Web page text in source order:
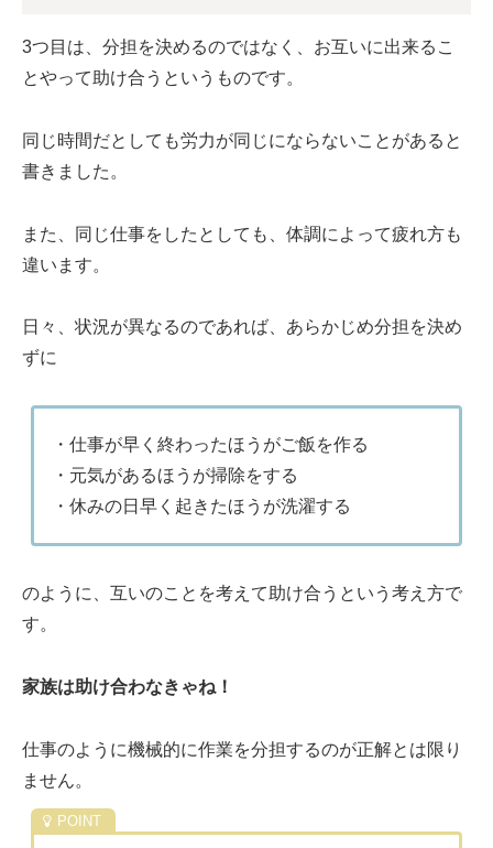
3つ目は、分担を決めるのではなく、お互いに出来るこ
とやって助け合うというものです。
同じ時間だとしても労力が同じにならないことがあると
書きました。
また、同じ仕事をしたとしても、体調によって疲れ方も
違います。
日々、状況が異なるのであれば、あらかじめ分担を決め
ずに
・仕事が早く終わったほうがご飯を作る
・元気があるほうが掃除をする
・休みの日早く起きたほうが洗濯する
のように、互いのことを考えて助け合うという考え方で
す。
家族は助け合わなきゃね！
仕事のように機械的に作業を分担するのが正解とは限り
ません。